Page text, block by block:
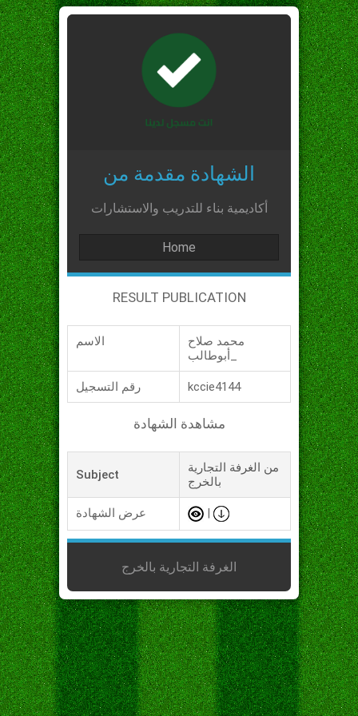
الشهادة مقدمة من
أكاديمية بناء للتدريب والاستشارات
Home
RESULT PUBLICATION
الاسم
محمد صلاح
رقم التسجيل kccie4144
مشاهدة الشهادة
Subject
من الغرفة التجارية
بالخرج
عرض الشهادة
الغرفة التجارية بالخرج